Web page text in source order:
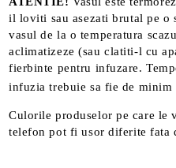
il loviti sau asezati brutal pe o
vasul de la o temperatura
aclimatizeze (sau clatiti-l cu
fierbinte pentru infuzare.
infuzia trebuie sa fie de minim
Culorile produselor pe care le
telefon pot fi usor diferite fata